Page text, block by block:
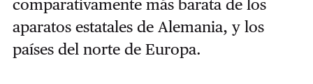
comparativamente más barata de los
aparatos estatales de Alemania, y los
países del norte de Europa.